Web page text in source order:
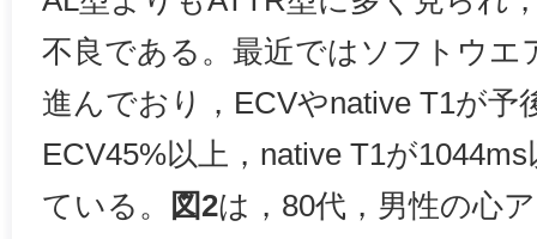
不良である。最近ではソフトウエ
進んでおり，ECVやnative T1が予
ECV45%以上，native T1が
ている。
図2は，80代，男性の心